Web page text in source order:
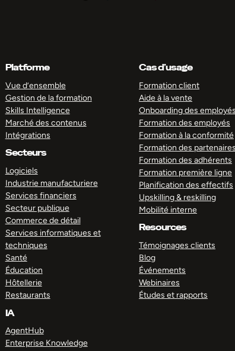
Platforme
Vue d’ensemble
Gestion de la formation
Skills Intelligence
Marché des contenus
Intégrations
Secteurs
Logiciels
Industrie manufacturiere
Services financiers
Secteur publique
Commerce de détail
Services informatiques et
techniques
Santé
Éducation
Hôtellerie
Restaurants
IA
AgentHub
Enterprise Knowledge
Cas d’usage
Formation client
Aide à la vente
Onboarding des employés
Formation des employés
Formation à la conformité
Formation des partenaires
Formation des adhérents
Formation première ligne
Planification des effectifs
Upskilling & reskilling
Mobilité interne
Resources
Témoignages clients
Blog
Événements
Webinaires
Études et rapports